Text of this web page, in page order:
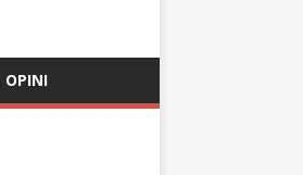
OPINI